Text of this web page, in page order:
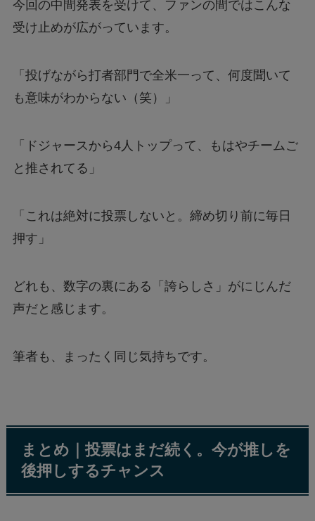
今回の中間発表を受けて、ファンの間ではこんな
受け止めが広がっています。
「投げながら打者部門で全米一って、何度聞いて
も意味がわからない（笑）」
「ドジャースから4人トップって、もはやチームご
と推されてる」
「これは絶対に投票しないと。締め切り前に毎日
押す」
どれも、数字の裏にある「誇らしさ」がにじんだ
声だと感じます。
筆者も、まったく同じ気持ちです。
まとめ｜投票はまだ続く。今が推しを
後押しするチャンス